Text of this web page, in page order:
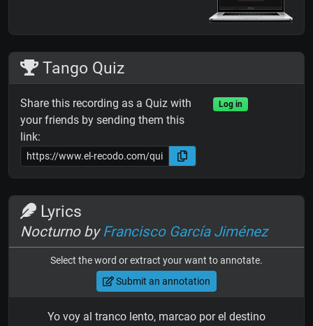
Tango Quiz
Share this recording as a Quiz with
your friends by sending them this
link:
Log in
Lyrics
Nocturno byFrancisco García Jiménez
Select the word or extract your want to annotate.
Submit an annotation
Yo voy al tranco lento, marcao por el destino